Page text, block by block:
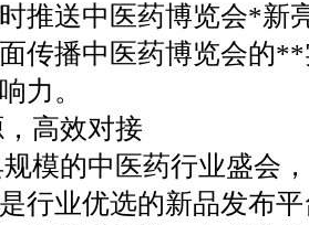
推送中医药博览会*新
传播中医药博览会的
力。
高效对接
模的中医药行业盛会
行业优选的新品发布